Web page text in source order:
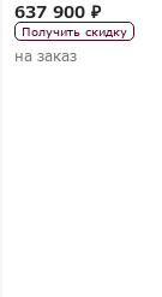
637 900 ₽
Получить скидку
на заказ